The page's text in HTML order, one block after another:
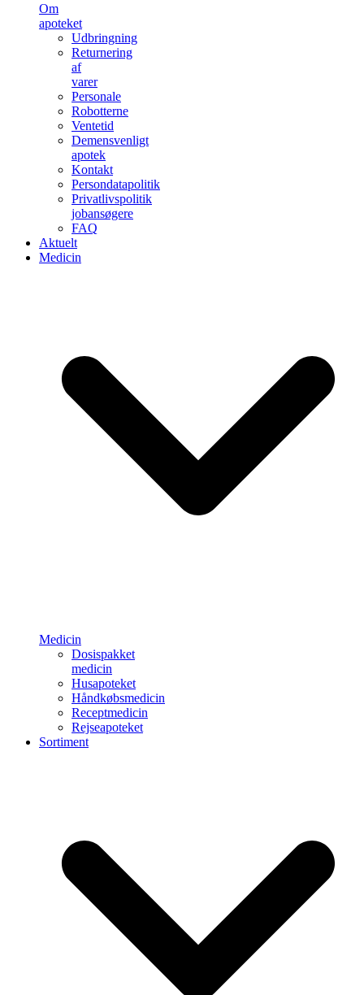
Om
apoteket
Udbringning
Returnering
af
varer
Personale
Robotterne
Ventetid
Demensvenligt
apotek
Kontakt
Persondatapolitik
Privatlivspolitik
jobansøgere
FAQ
Aktuelt
Medicin
Medicin
Dosispakket
medicin
Husapoteket
Håndkøbsmedicin
Receptmedicin
Rejseapoteket
Sortiment